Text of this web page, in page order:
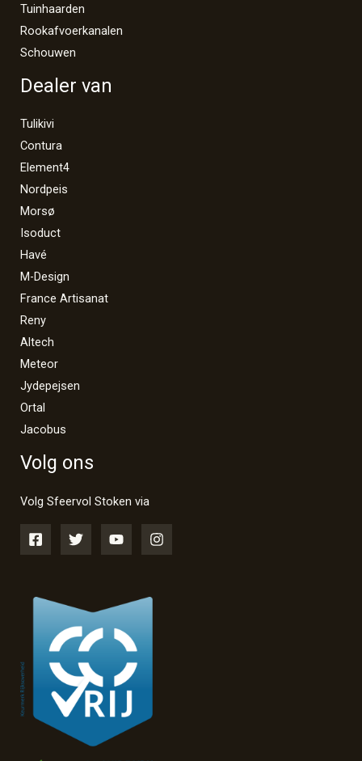
Tuinhaarden
Rookafvoerkanalen
Schouwen
Dealer van
Tulikivi
Contura
Element4
Nordpeis
Morsø
Isoduct
Havé
M-Design
France Artisanat
Reny
Altech
Meteor
Jydepejsen
Ortal
Jacobus
Volg ons
Volg Sfeervol Stoken via